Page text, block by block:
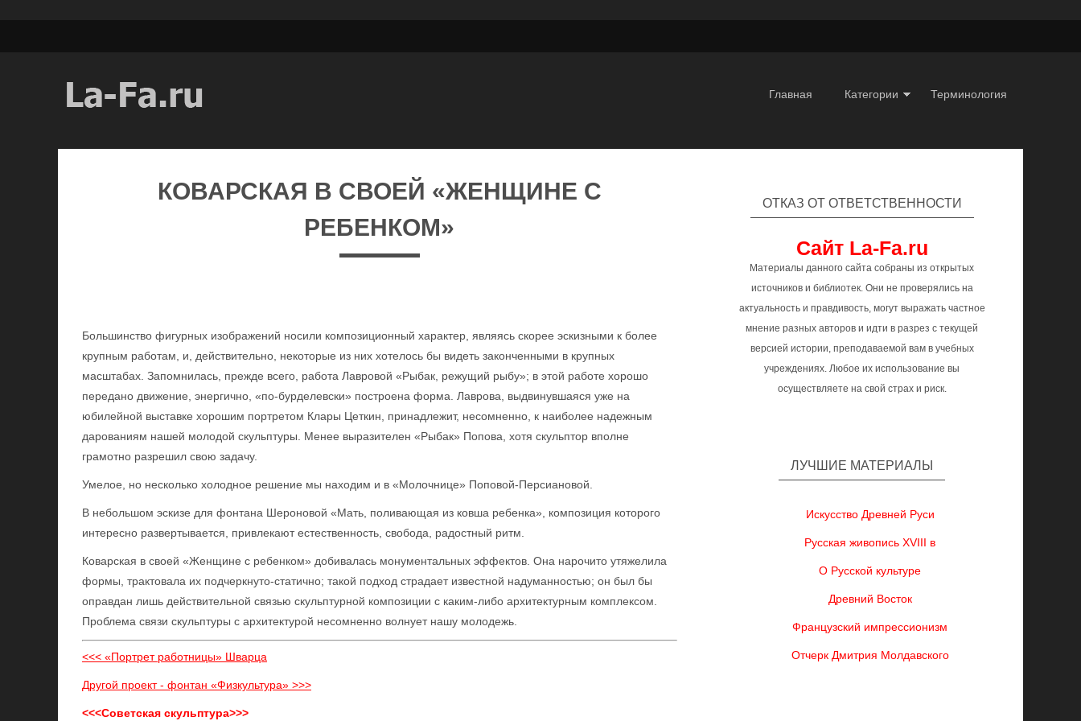
Главная Категории Терминология
КОВАРСКАЯ В СВОЕЙ «ЖЕНЩИНЕ С
РЕБЕНКОМ»
Большинство фигурных изображений носили композиционный характер, являясь скорее эскизными к более
крупным работам, и, действительно, некоторые из них хотелось бы видеть законченными в крупных
масштабах. Запомнилась, прежде всего, работа Лавровой «Рыбак, режущий рыбу»; в этой работе хорошо
передано движение, энергично, «по-бурделевски» построена форма. Лаврова, выдвинувшаяся уже на
юбилейной выставке хорошим портретом Клары Цеткин, принадлежит, несомненно, к наиболее надежным
дарованиям нашей молодой скульптуры. Менее выразителен «Рыбак» Попова, хотя скульптор вполне
грамотно разрешил свою задачу.
Умелое, но несколько холодное решение мы находим и в «Молочнице» Поповой-Персиановой.
В небольшом эскизе для фонтана Шероновой «Мать, поливающая из ковша ребенка», композиция которого
интересно развертывается, привлекают естественность, свобода, радостный ритм.
Коварская в своей «Женщине с ребенком» добивалась монументальных эффектов. Она нарочито утяжелила
формы, трактовала их подчеркнуто-статично; такой подход страдает известной надуманностью; он был бы
оправдан лишь действительной связью скульптурной композиции с каким-либо архитектурным комплексом.
Проблема связи скульптуры с архитектурой несомненно волнует нашу молодежь.
<<< «Портрет работницы» Шварца
Другой проект - фонтан «Физкультура» >>>
<<<Советская скульптура>>>
ОТКАЗ ОТ ОТВЕТСТВЕННОСТИ
Сайт La-Fa.ru
Материалы данного сайта собраны из открытых
источников и библиотек. Они не проверялись на
актуальность и правдивость, могут выражать частное
мнение разных авторов и идти в разрез с текущей
версией истории, преподаваемой вам в учебных
учреждениях. Любое их использование вы
осуществляете на свой страх и риск.
ЛУЧШИЕ МАТЕРИАЛЫ
Искусство Древней Руси
Русская живопись XVIII в
О Русской культуре
Древний Восток
Французский импрессионизм
Отчерк Дмитрия Молдавского